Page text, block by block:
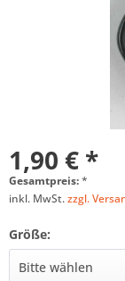
1,90 € *
Gesamtpreis:*
inkl. MwSt.zzgl.
Größe: